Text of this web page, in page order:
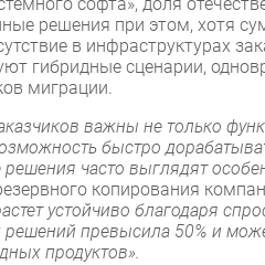
решения при этом, хотя
в инфраструктурах
гибридные сценарии,
миграции.
важны не только
быстро
решения часто выглядят
копирования
устойчиво благодаря
решений превысила 50% и
продуктов».